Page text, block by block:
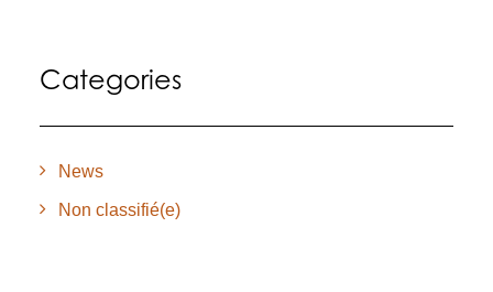
Categories
News
Non classifié(e)